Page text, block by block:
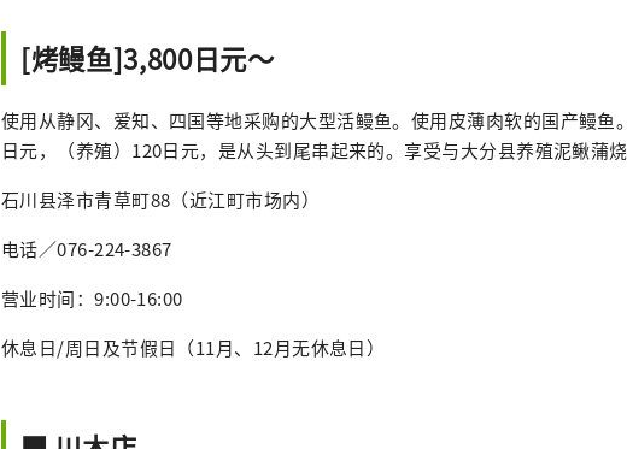
[烤鳗鱼]3,800日元～
使用从静冈、爱知、四国等地采购的大型活鳗鱼。使用皮薄肉软的国产鳗
日元，（养殖）120日元，是从头到尾串起来的。享受与大分县养殖泥鳅蒲烧
石川县泽市青草町88（近江町市场内）
电话／076-224-3867
营业时间：9:00-16:00
休息日/周日及节假日（11月、12月无休息日）